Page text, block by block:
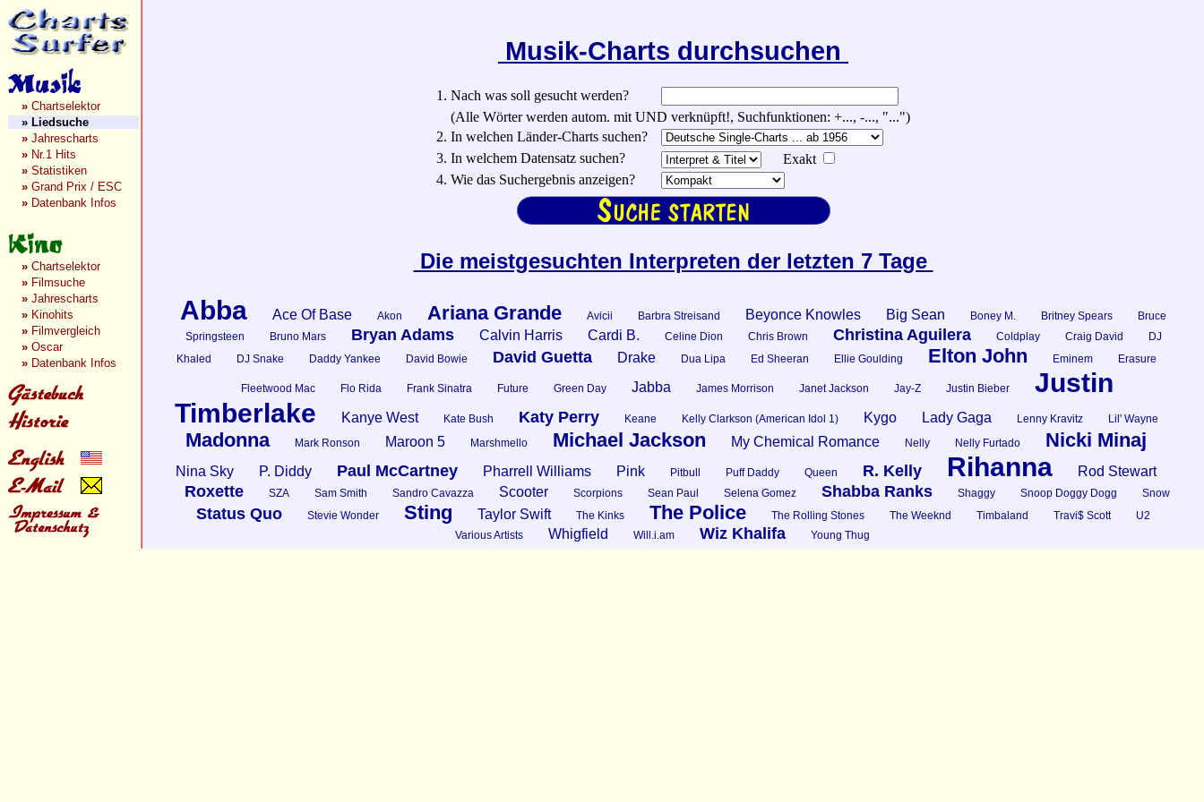
» Chartselektor
» Liedsuche
» Jahrescharts
» Nr.1 Hits
» Statistiken
» Grand Prix / ESC
» Datenbank Infos
» Chartselektor
» Filmsuche
» Jahrescharts
» Kinohits
» Filmvergleich
» Oscar
» Datenbank Infos
Musik-Charts durchsuchen
1. Nach was soll gesucht werden?
(Alle Wörter werden autom. mit UND verknüpft!, Suchfunktionen: +..., -..., "...")
2. In welchen Länder-Charts suchen?
3. In welchem Datensatz suchen?
Exakt
4. Wie das Suchergebnis anzeigen?
Die meistgesuchten Interpreten der letzten 7 Tage
Abba Ace Of Base Akon Ariana Grande Avicii Barbra Streisand Beyonce Knowles Big Sean Boney M. Britney Spears
Bruce
Springsteen
Bruno Mars Bryan Adams Calvin Harris Cardi B. Celine Dion Chris Brown Christina Aguilera Coldplay Craig David
DJ
Khaled
DJ Snake Daddy Yankee David Bowie David Guetta Drake Dua Lipa Ed Sheeran Ellie Goulding Elton John Eminem Erasure
Fleetwood Mac Flo Rida Frank Sinatra Future Green Day Jabba James Morrison Janet Jackson Jay-Z Justin Bieber
Justin
Timberlake
Kanye West Kate Bush Katy Perry Keane Kelly Clarkson (American Idol 1) Kygo Lady Gaga Lenny Kravitz Lil' Wayne
Madonna Mark Ronson Maroon 5 Marshmello Michael Jackson My Chemical Romance Nelly Nelly Furtado Nicki Minaj
Nina Sky P. Diddy Paul McCartney Pharrell Williams Pink Pitbull Puff Daddy Queen R. Kelly Rihanna Rod Stewart
Roxette SZA Sam Smith Sandro Cavazza Scooter Scorpions Sean Paul Selena Gomez Shabba Ranks Shaggy Snoop Doggy Dogg Snow
Status Quo Stevie Wonder Sting Taylor Swift The Kinks The Police The Rolling Stones The Weeknd Timbaland Travi$ Scott
U2
Various Artists
Whigfield Will.i.am Wiz Khalifa Young Thug